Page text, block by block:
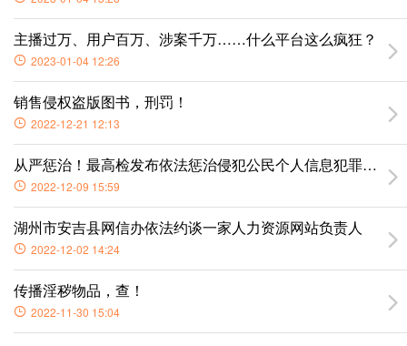
主播过万、用户百万、涉案千万……什么平台这么疯狂？
2023-01-04 12:26
销售侵权盗版图书，刑罚！
2022-12-21 12:13
从严惩治！最高检发布依法惩治侵犯公民个人信息犯罪典型
2022-12-09 15:59
湖州市安吉县网信办依法约谈一家人力资源网站负责人
2022-12-02 14:24
传播淫秽物品，查！
2022-11-30 15:04